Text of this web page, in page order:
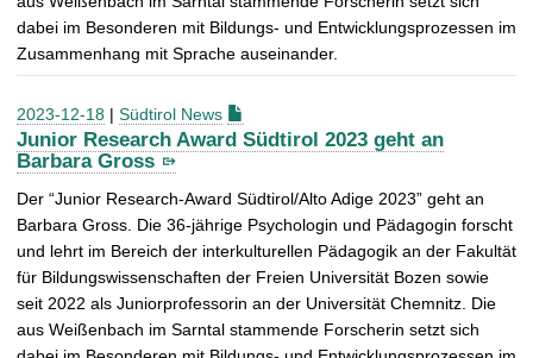
dabei im Besonderen mit Bildungs- und Entwicklungsprozessen im
Zusammenhang mit Sprache auseinander.
2023-12-18 | Südtirol News
Junior Research Award Südtirol 2023 geht an
Barbara Gross
Der “Junior Research-Award Südtirol/Alto Adige 2023” geht an
Barbara Gross. Die 36-jährige Psychologin und Pädagogin forscht
und lehrt im Bereich der interkulturellen Pädagogik an der Fakultät
für Bildungswissenschaften der Freien Universität Bozen sowie
seit 2022 als Juniorprofessorin an der Universität Chemnitz. Die
aus Weißenbach im Sarntal stammende Forscherin setzt sich